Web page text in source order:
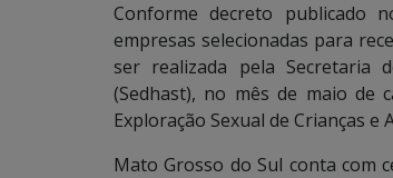
Conforme decreto publicado
empresas selecionadas para
ser realizada pela Secretaria
(Sedhast), no mês de maio de
Exploração Sexual de Crianças e
Mato Grosso do Sul conta com